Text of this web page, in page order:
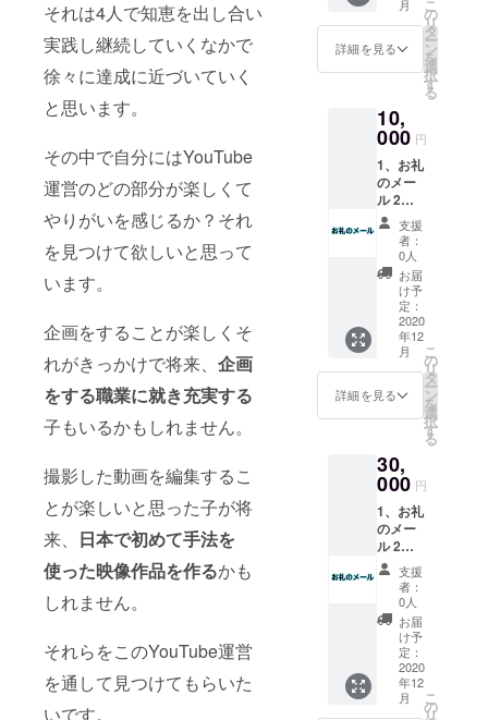
それは4人で知恵を出し合い
実践し継続していくなかで
徐々に達成に近づいていく
と思います。
その中で自分にはYouTube
運営のどの部分が楽しくて
やりがいを感じるか？それ
を見つけて欲しいと思って
います。
企画をすることが楽しくそ
れがきっかけで将来、 企画
をする職業に就き充実する
子もいるかもしれません。
撮影した動画を編集するこ
とが楽しいと思った子が将
来、 日本で初めて手法を
使った映像作品を作るかも
しれません。
それらをこのYouTube運営
を通して見つけてもらいた
いです。
月
詳細を見る
こ
の
リ
タ
ー
ン
を
選
択
す
る
10,
000 円
1、お礼
のメー
ル 2、
特製
キーホ
ルダー
（※画像
はイ
メージ
です）
3、特製
ノベル
ティ
バッグ
（※画像
はイ
です）
支援
者：
0人
お届
け予
定：
2020
年12
月
詳細を見る
こ
の
リ
タ
ー
ン
を
選
択
す
る
30,
000 円
1、お礼
のメー
ル 2、
特製
キーホ
ルダー
（※画像
はイ
メージ
です）
3、特製
ノベル
支援
者：
0人
お届
け予
定：
2020
年12
月
こ
の
リ